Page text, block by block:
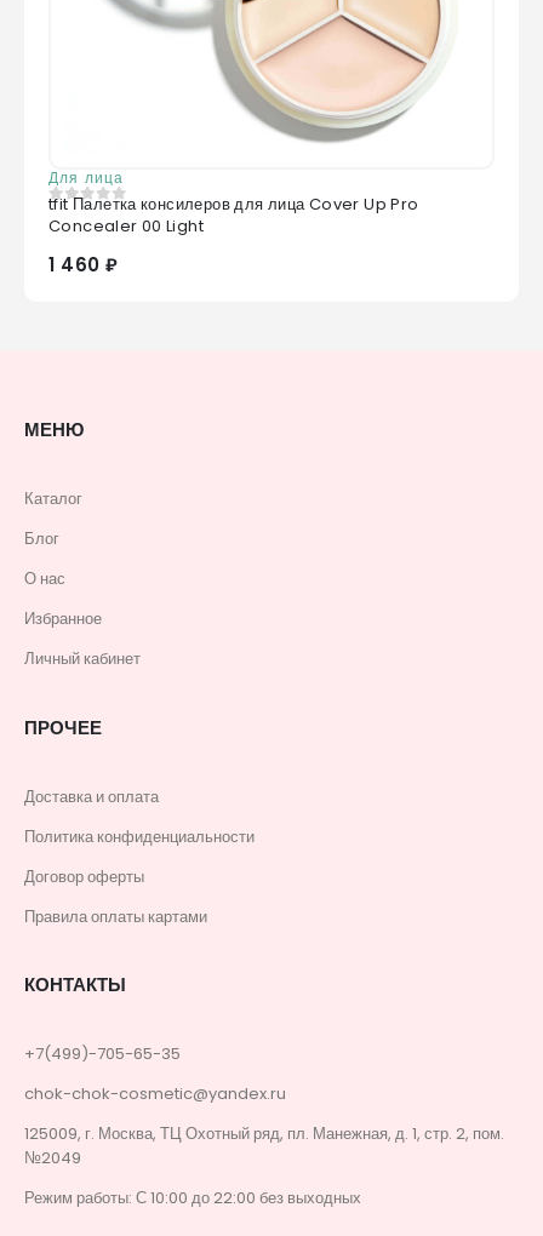
Для лица
0 из 5
tfit Палетка консилеров для лица Cover Up Pro
Concealer 00 Light
1 460 ₽
МЕНЮ
Каталог
Блог
О нас
Избранное
Личный кабинет
ПРОЧЕЕ
Доставка и оплата
Политика конфиденциальности
Договор оферты
Правила оплаты картами
КОНТАКТЫ
+7(499)-705-65-35
chok-chok-cosmetic@yandex.ru
125009, г. Москва, ТЦ Охотный ряд, пл. Манежная, д. 1, стр. 2, пом.
№2049
Режим работы: С 10:00 до 22:00 без выходных